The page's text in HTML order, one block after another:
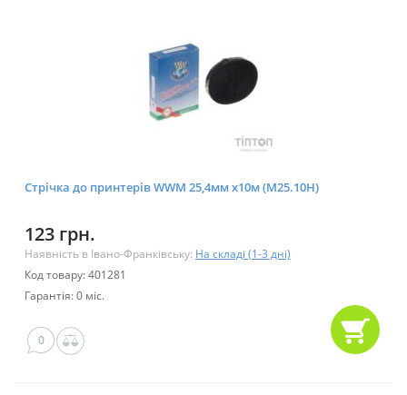
Стрічка до принтерів WWM 25,4мм х10м (M25.10H)
123 грн.
Наявність в Івано-Франківську: На складі (1-3 дні)
Код товару: 401281
Гарантія: 0 міс.
0